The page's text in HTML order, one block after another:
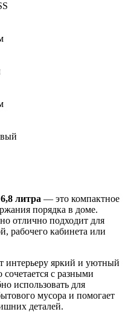
6,8 литра — это компактное
порядка в доме.
отлично подходит для
рабочего кабинета или
интерьеру яркий и уютный
с разными
использовать для
мусора и помогает
деталей.